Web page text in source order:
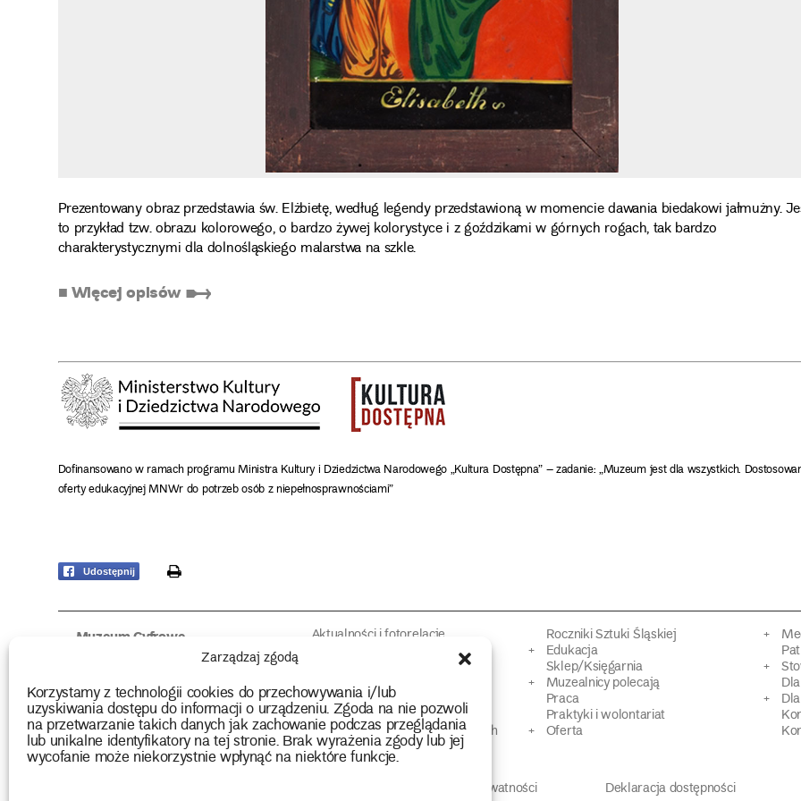
Zarządzaj zgodą
Korzystamy z technologii cookies do przechowywania i/lub
uzyskiwania dostępu do informacji o urządzeniu. Zgoda na nie pozwoli
na przetwarzanie takich danych jak zachowanie podczas przeglądania
lub unikalne identyfikatory na tej stronie. Brak wyrażenia zgody lub jej
wycofanie może niekorzystnie wpłynąć na niektóre funkcje.
Prezentowany obraz przedstawia św. Elżbietę, według legendy przedstawioną w momencie dawania biedakowi jałmużny.
to przykład tzw. obrazu kolorowego, o bardzo żywej kolorystyce i z goździkami w górnych rogach, tak bardzo
charakterystycznymi dla dolnośląskiego malarstwa na szkle.
■ Więcej opisów ➸
Dofinansowano w ramach programu Ministra Kultury i Dziedzictwa Narodowego „Kultura Dostępna” – zadanie: „Muzeum jest dla wszystkich.
oferty edukacyjnej MNWr do potrzeb osób z niepełnosprawnościami”
Udostępnij print
Muzeum Cyfrowe
Użyczenia obiektów
Biblioteka
Wydawnictwo
Multimedia
Aktualności i fotorelacje
Muzealne rozmowy
Kolekcja
Europejskie Dni Dziedzictwa
Programy badań strat wojennych
Roczniki Sztuki Śląskiej
Edukacja
Sklep/Księgarnia
Muzealnicy polecają
Praca
Praktyki i wolontariat
Oferta
Polityka prywatności Deklaracja dostępności